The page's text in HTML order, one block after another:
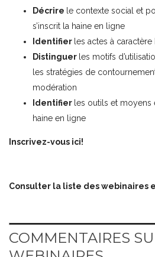
Décrire le contexte social et
s’inscrit la haine en ligne
Identifier les actes à caractère
Distinguer les motifs
les stratégies de
modération
Identifier les outils et moyens
haine en ligne
Inscrivez-vous ici!
Consulter la liste des webinaires
COMMENTAIRES